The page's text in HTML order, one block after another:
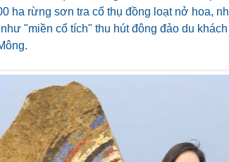
ha rừng sơn tra cổ thụ đồng loạt nở hoa,
"miền cổ tích" thu hút đông đảo du